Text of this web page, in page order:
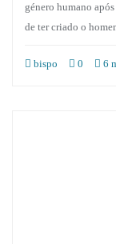
género humano
de ter criado o
bispo 0 6